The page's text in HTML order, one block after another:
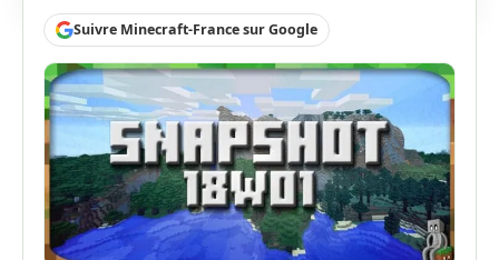
Suivre Minecraft-France sur Google